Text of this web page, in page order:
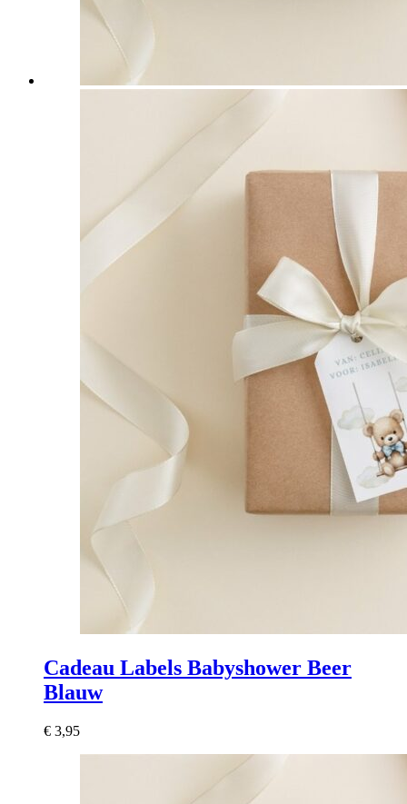
Cadeau Labels Babyshower Beer
Blauw
€ 3,95